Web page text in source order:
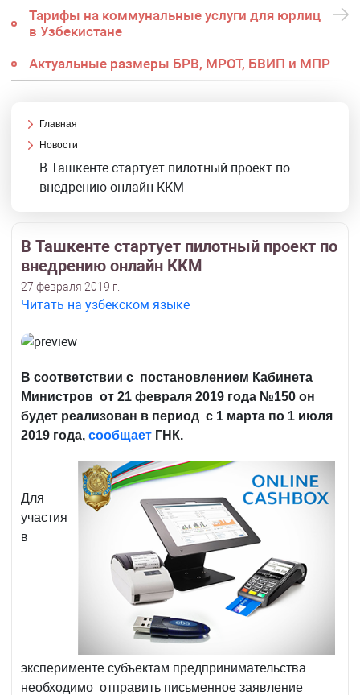
Тарифы на коммунальные услуги для юрлиц
в Узбекистане
Актуальные размеры БРВ, МРОТ, БВИП и МПР
Главная
Новости
В Ташкенте стартует пилотный проект по
внедрению онлайн ККМ
В Ташкенте стартует пилотный проект по
внедрению онлайн ККМ
27 февраля 2019 г.
Читать на узбекском языке
В соответствии с постановлением Кабинета
Министров от 21 февраля 2019 года №150 он
будет реализован в период с 1 марта по 1 июля
2019 года, сообщает ГНК.
Для
участия
в
эксперименте субъектам предпринимательства
необходимо отправить письменное заявление